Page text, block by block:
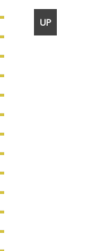
UP